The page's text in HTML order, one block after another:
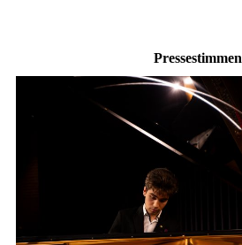
Pressestimmen